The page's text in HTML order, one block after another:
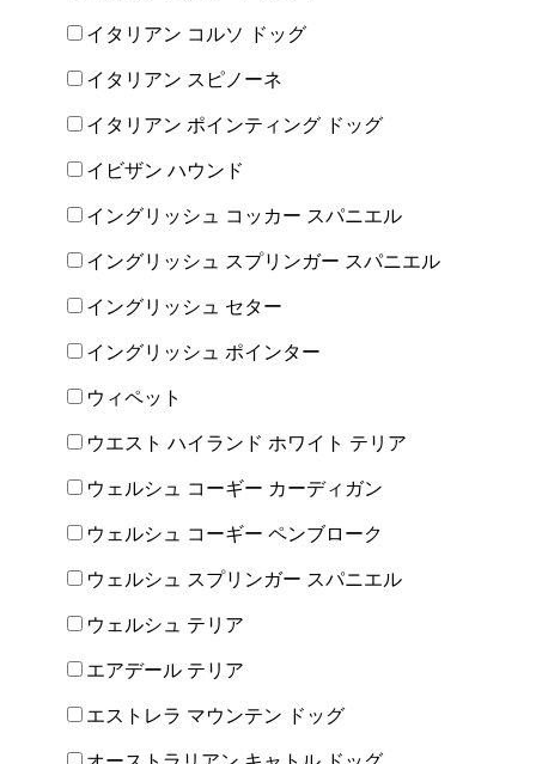
イタリアン コルソ ドッグ
イタリアン スピノーネ
イタリアン ポインティング ドッグ
イビザン ハウンド
イングリッシュ コッカー スパニエル
イングリッシュ スプリンガー スパニエル
イングリッシュ セター
イングリッシュ ポインター
ウィペット
ウエスト ハイランド ホワイト テリア
ウェルシュ コーギー カーディガン
ウェルシュ コーギー ペンブローク
ウェルシュ スプリンガー スパニエル
ウェルシュ テリア
エアデール テリア
エストレラ マウンテン ドッグ